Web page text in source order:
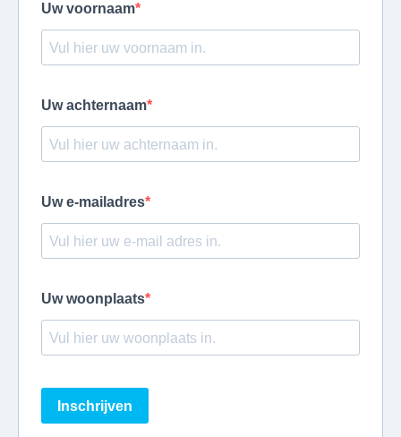
Uw voornaam
Uw achternaam
Uw e-mailadres
Uw woonplaats
Inschrijven